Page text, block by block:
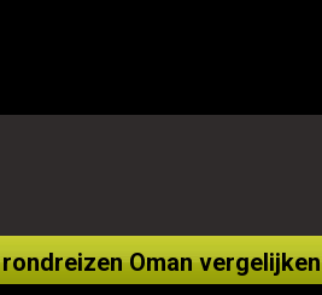
Oman vergelijken